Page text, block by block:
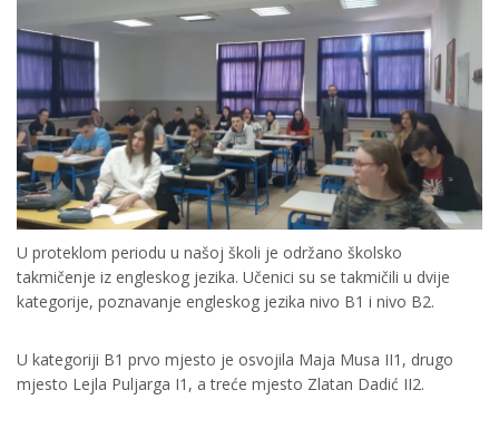
U proteklom periodu u našoj školi je održano školsko
takmičenje iz engleskog jezika. Učenici su se takmičili u dvije
kategorije, poznavanje engleskog jezika nivo B1 i nivo B2.
U kategoriji B1 prvo mjesto je osvojila Maja Musa II1, drugo
mjesto Lejla Puljarga I1, a treće mjesto Zlatan Dadić II2.